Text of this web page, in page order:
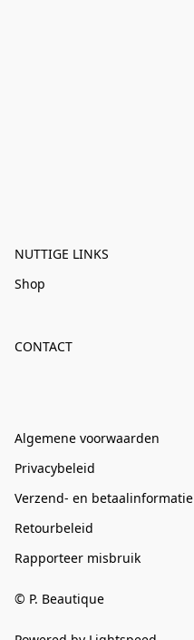
NUTTIGE LINKS
Shop
CONTACT
Algemene voorwaarden
Privacybeleid
Verzend- en betaalinformatie
Retourbeleid
Rapporteer misbruik
© P. Beautique